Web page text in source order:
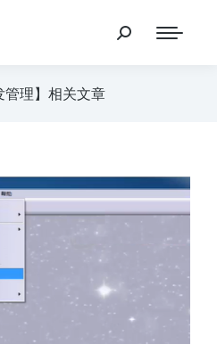
管理】相关文章